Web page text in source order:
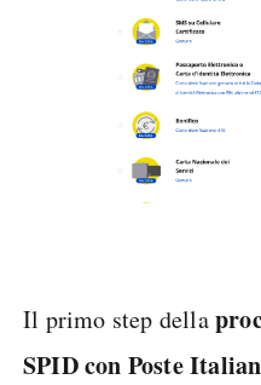
Il primo step della
SPID con Poste